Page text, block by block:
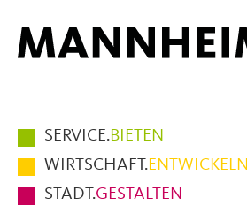
Hauptmenüpunkte
im
Fußbereich
der
SERVICE.BIETEN
WIRTSCHAFT.ENTWICKELN
STADT.GESTALTEN